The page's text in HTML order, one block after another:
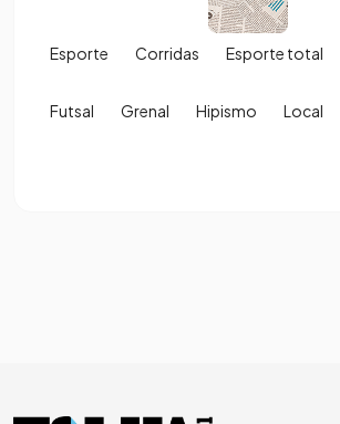
Esporte Corridas Esporte total
Futsal Grenal Hipismo Local